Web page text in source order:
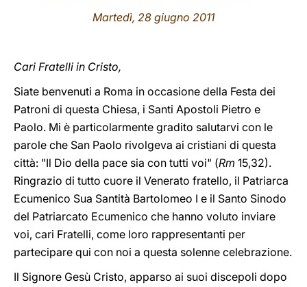
Martedì, 28 giugno 2011
Cari Fratelli in Cristo,
Siate benvenuti a Roma in occasione della Festa dei
Patroni di questa Chiesa, i Santi Apostoli Pietro e
Paolo. Mi è particolarmente gradito salutarvi con le
parole che San Paolo rivolgeva ai cristiani di questa
città: "Il Dio della pace sia con tutti voi" (Rm 15,32).
Ringrazio di tutto cuore il Venerato fratello, il Patriarca
Ecumenico Sua Santità Bartolomeo I e il Santo Sinodo
del Patriarcato Ecumenico che hanno voluto inviare
voi, cari Fratelli, come loro rappresentanti per
partecipare qui con noi a questa solenne celebrazione.
Il Signore Gesù Cristo, apparso ai suoi discepoli dopo